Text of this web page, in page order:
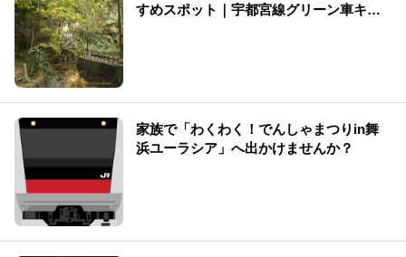
すめスポット｜宇都宮線グリーン車キャ
家族で「わくわく！でんしゃまつりin舞
浜ユーラシア」へ出かけませんか？